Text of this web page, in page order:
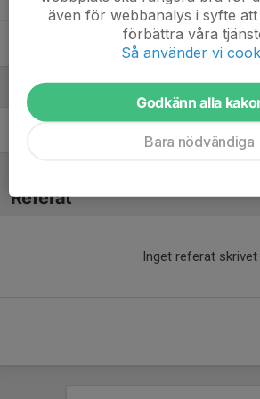
Saga Smedbo
Ledare
Referat
Inget referat skrivet
även för webbanalys i syfte
förbättra våra
Så använder vi
Godkänn alla
Bara nödvändiga